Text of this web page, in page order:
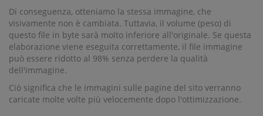
Di conseguenza, otteniamo la stessa immagine, che
visivamente non è cambiata. Tuttavia, il volume (peso) di
questo file in byte sarà molto inferiore all'originale. Se questa
elaborazione viene eseguita correttamente, il file immagine
può essere ridotto al 98% senza perdere la qualità
dell'immagine.
Ciò significa che le immagini sulle pagine del sito verranno
caricate molte volte più velocemente dopo l'ottimizzazione.